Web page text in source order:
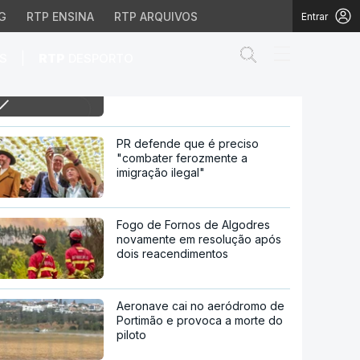
RTP ENSINA RTP ARQUIVOS Entrar
do Supremo
18h PM não pode ser escutado
PR defende que é preciso
"combater ferozmente a
imigração ilegal"
Fogo de Fornos de Algodres
novamente em resolução após
dois reacendimentos
Aeronave cai no aeródromo de
Portimão e provoca a morte do
piloto